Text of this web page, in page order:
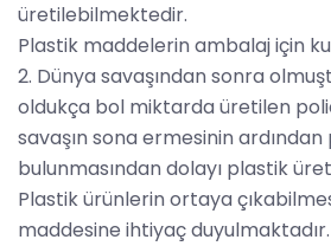
üretilebilmektedir.
Plastik maddelerin ambalaj için
2. Dünya savaşından sonra
oldukça bol miktarda üretilen
savaşın sona ermesinin
bulunmasından dolayı plastik
Plastik ürünlerin ortaya
maddesine ihtiyaç